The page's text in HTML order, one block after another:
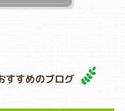
すすめのブログ